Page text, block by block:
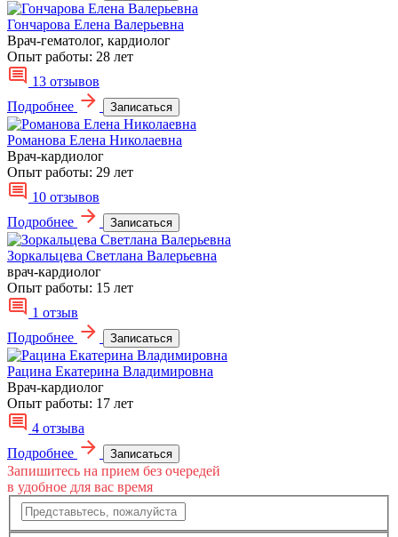
Гончарова Елена Валерьевна
Врач-гематолог, кардиолог
Опыт работы: 28 лет
13 отзывов
Подробнее
Записаться
Романова Елена Николаевна
Врач-кардиолог
Опыт работы: 29 лет
10 отзывов
Подробнее
Записаться
Зоркальцева Светлана Валерьевна
врач-кардиолог
Опыт работы: 15 лет
1 отзыв
Подробнее
Записаться
Рацина Екатерина Владимировна
Врач-кардиолог
Опыт работы: 17 лет
4 отзыва
Подробнее
Записаться
Запишитесь на прием без очередей
в удобное для вас время